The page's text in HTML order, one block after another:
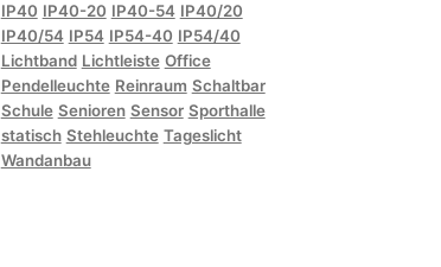
IP40 IP40-20 IP40-54 IP40/20
IP40/54 IP54 IP54-40 IP54/40
Lichtband Lichtleiste Office
Pendelleuchte Reinraum Schaltbar
Schule Senioren Sensor Sporthalle
statisch Stehleuchte Tageslicht
Wandanbau